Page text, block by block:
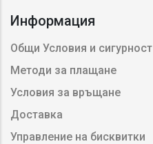
Информация
Общи Условия и сигурност
Методи за плащане
Условия за връщане
Доставка
Управление на бисквитки